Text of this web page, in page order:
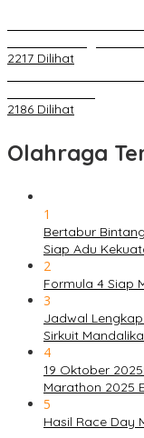
2217 Dilihat
2186 Dilihat
Olahraga
1
Bertabur
Siap Adu
2
Formula 4 Siap
3
Jadwal
Sirkuit Mandalika
4
19 Oktober
Marathon 2025
5
Hasil Race Day